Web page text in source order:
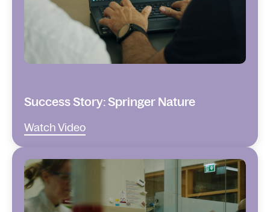
Success Story: Springer Nature
Watch Video